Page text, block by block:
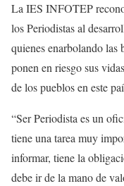
La IES INFOTEP
los Periodistas al
quienes enarbolando las
ponen en riesgo sus
de los pueblos en este
“Ser Periodista es un
tiene una tarea muy
informar, tiene la
debe ir de la mano de